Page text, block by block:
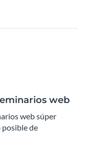
web
web súper
posible de